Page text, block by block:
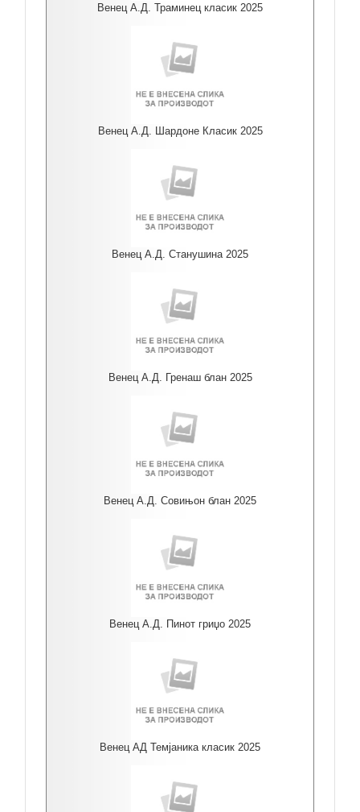
Венец А.Д. Траминец класик 2025
Венец А.Д. Шардоне Класик 2025
Венец А.Д. Станушина 2025
Венец А.Д. Гренаш блан 2025
Венец А.Д. Совињон блан 2025
Венец А.Д. Пинот гриџо 2025
Венец АД Темјаника класик 2025